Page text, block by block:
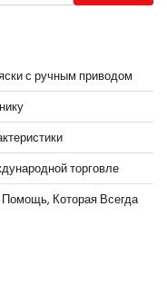
с ручным приводом
торговле
Которая Всегда